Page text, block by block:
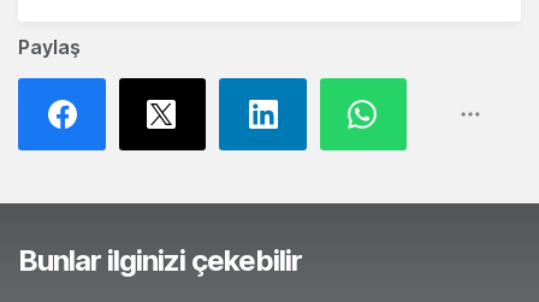
Paylaş
Bunlar ilginizi çekebilir